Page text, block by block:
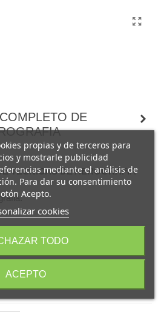
DE
TECNICAS DE AEROGRAFiA
propias y de terceros para
y mostrarle publicidad
mediante el análisis de
Para dar su consentimiento
Acepto.
cookies
TODO
ACEPTO